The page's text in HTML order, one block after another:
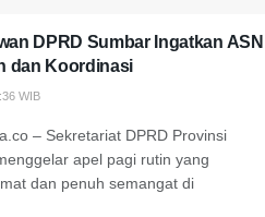
DPRD Sumbar Ingatkan ASN
dan Koordinasi
WIB
– Sekretariat DPRD Provinsi
apel pagi rutin yang
dan penuh semangat di